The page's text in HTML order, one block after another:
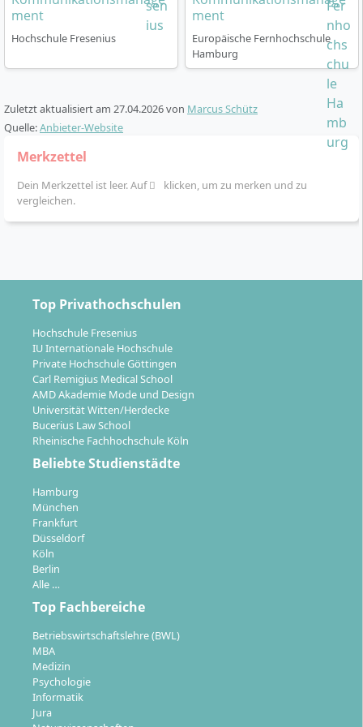
Profilierung
Fast Track
Studiendauer bei einschlägiger Berufserfahrung
Teilnahme an realen Kooperationsprojekten, z. B.
Module können auch einzeln (Modulstudium) zur
gezielten Weiterbildung belegt werden
Das Studium startet jährlich im
wird auf
Deutsch gelehrt.
Welche Berufsfelder erschließt du dir mit
dem Abschluss?
Mit dem Bachelor of Arts in Medien- und
Kommunikationsmanagement eröffnest du dir
vielseitige Karrierewege. Du bist für Fach- und
Führungspositionen in verschiedenen Medien-,
Kommunikations- und Marketingbereichen
weil du sowohl praxisrelevantes Branchenwissen als
auch Managementkompetenzen mitbringst.
Redaktionen:
Agenturen:
Werbekonzepter
Unternehmen:
Manager,Kommunikationsberater
Mediengestalter
Eventmanagement:
Forschung:
Selbstständigkeit:
Medienumfeld
ment
Hochschule Fresenius
ment
Europäische Fernhochschule
Hamburg
Zuletzt aktualisiert am 27.04.2026von Marcus Schütz
Quelle:Anbieter-Website
Merkzettel
Dein Merkzettel ist leer. Auf
klicken, um zu merken und zu
vergleichen.
Top Privathochschulen
Hochschule Fresenius
IU Internationale Hochschule
Private Hochschule Göttingen
Carl Remigius Medical School
AMD Akademie Mode und Design
Universität Witten/Herdecke
Bucerius Law School
Rheinische Fachhochschule Köln
Beliebte Studienstädte
Hamburg
München
Frankfurt
Düsseldorf
Köln
Berlin
Alle …
Top Fachbereiche
Betriebswirtschaftslehre (BWL)
MBA
Medizin
Psychologie
Informatik
Jura